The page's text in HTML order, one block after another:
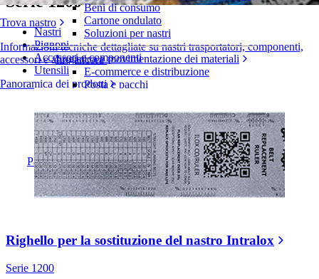
Trova nastro
Informazioni tecniche dettagliate su nastri trasportatori, componenti,
accessori e altro ancora
Panoramica dei prodotti
Beni di consumo
Cartone ondulato
Soluzioni per nastri
Logistica e movimentazione dei materiali
E-commerce e distribuzione
Posta e pacchi
Pneumatici
Industria automobilistica
Batterie EV
Industriale
Panoramica dei settori
Nastri
Pignoni
Accessori e componenti
Utensili
Righello per la sostituzione del nastro Intralox
Serie 1200